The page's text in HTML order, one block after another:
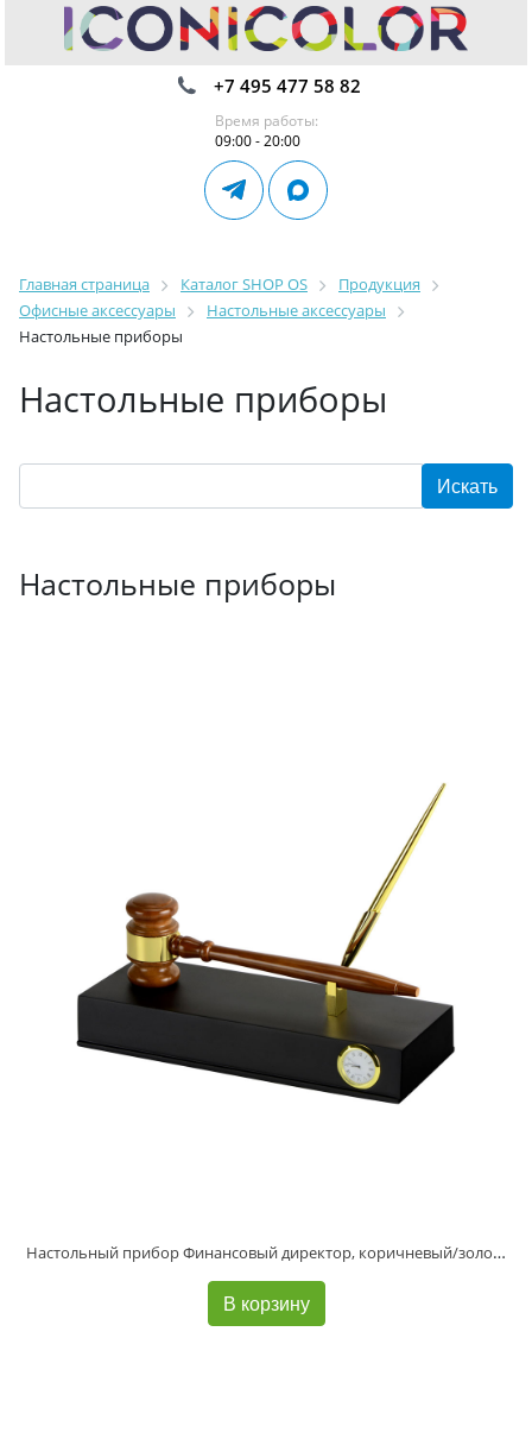
+7 495 477 58 82
Время работы:
09:00 - 20:00
Главная страница Каталог SHOP OS
Продукция
Офисные аксессуары
Настольные аксессуары
Настольные приборы
Настольные приборы
Настольные приборы
Настольный прибор Финансовый директор, коричневый/золотистый (Р)
В корзину